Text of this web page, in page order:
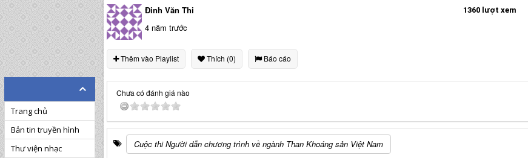
Đinh Văn Thi
4 năm trước
1360 lượt xem
Thêm vào Playlist Thích (0) Báo cáo
Chưa có đánh giá nào
Cuộc thi Người dẫn chương trình về ngành Than Khoáng sản Việt Nam
Trang chủ
Bản tin truyền hình
Thư viện nhạc